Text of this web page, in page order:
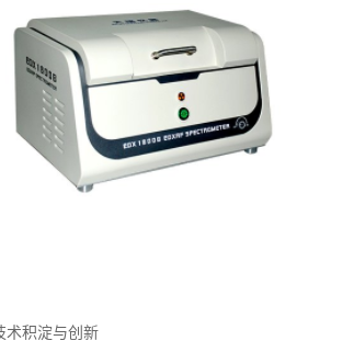
术积淀与创新